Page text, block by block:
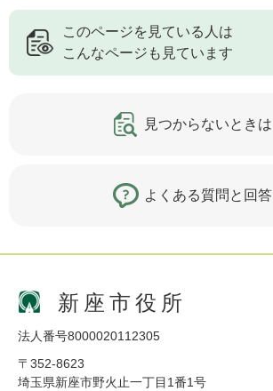
このページを見ている人は
こんなページも見ています
見つからないときは
よくある質問と回答
新座市役所
法人番号8000020112305
〒352-8623
埼玉県新座市野火止一丁目1番1号